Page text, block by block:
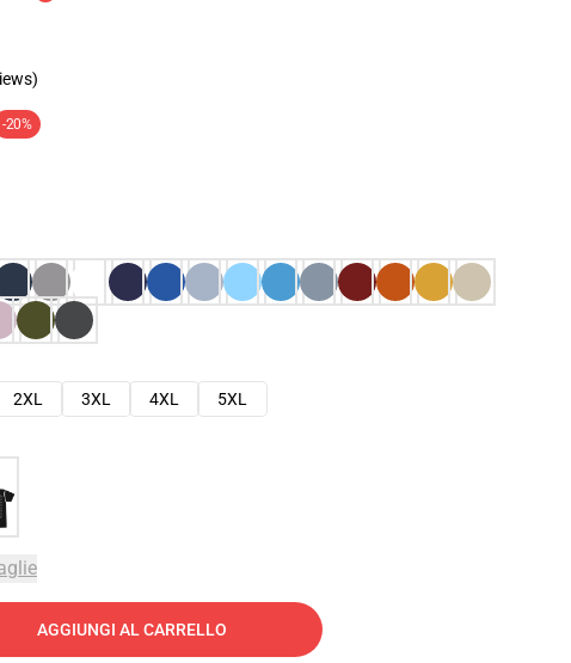
-20%
2XL 3XL 4XL
5XL
AGGIUNGI AL CARRELLO